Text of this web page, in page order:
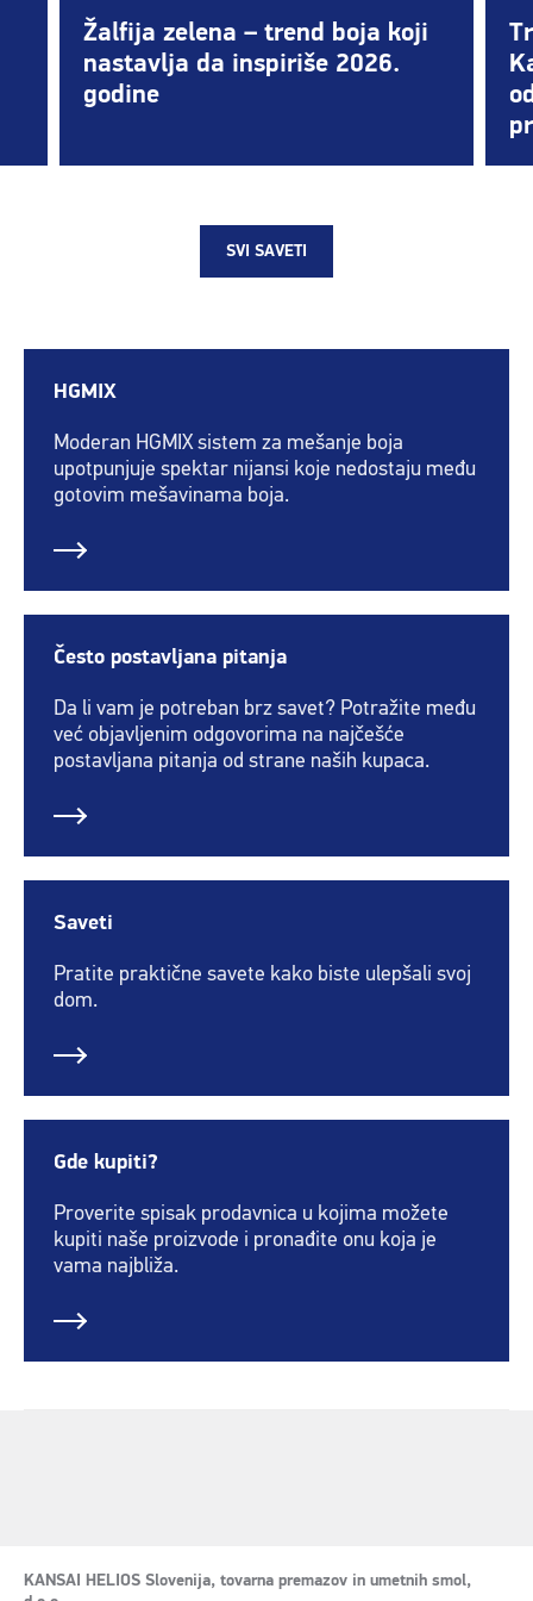
Žalfija zelena – trend boja koji
nastavlja da inspiriše 2026.
godine
SVI SAVETI
HGMIX
Moderan HGMIX sistem za mešanje boja
upotpunjuje spektar nijansi koje nedostaju među
gotovim mešavinama boja.
Često postavljana pitanja
Da li vam je potreban brz savet? Potražite među
već objavljenim odgovorima na najčešće
postavljana pitanja od strane naših kupaca.
Saveti
Pratite praktične savete kako biste ulepšali svoj
dom.
Gde kupiti?
Proverite spisak prodavnica u kojima možete
kupiti naše proizvode i pronađite onu koja je
vama najbliža.
KANSAI HELIOS Slovenija, tovarna premazov in umetnih smol,